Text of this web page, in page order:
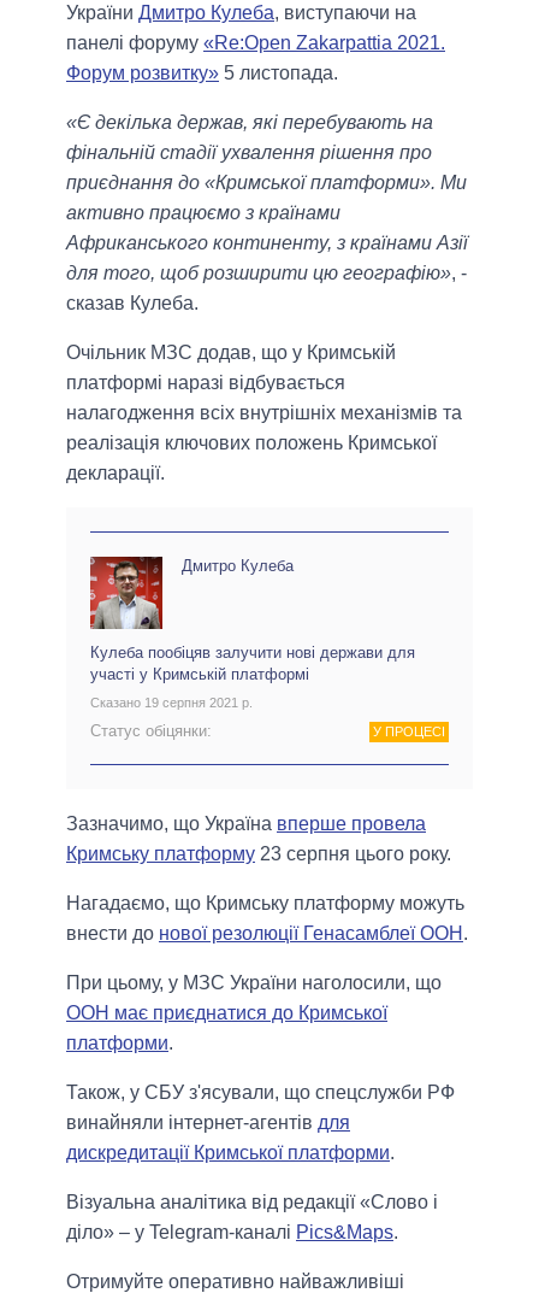
України Дмитро Кулеба, виступаючи на
панелі форуму «Re:Open Zakarpattia 2021.
Форум розвитку» 5 листопада.
«Є декілька держав, які перебувають на
фінальній стадії ухвалення рішення про
приєднання до «Кримської платформи». Ми
активно працюємо з країнами
Африканського континенту, з країнами Азії
для того, щоб розширити цю географію», -
сказав Кулеба.
Очільник МЗС додав, що у Кримській
платформі наразі відбувається
налагодження всіх внутрішніх механізмів та
реалізація ключових положень Кримської
декларації.
Дмитро Кулеба
Кулеба пообіцяв залучити нові держави для
участі у Кримській платформі
Сказано 19 серпня 2021 р.
Статус обіцянки: У ПРОЦЕСІ
Зазначимо, що Україна вперше провела
Кримську платформу 23 серпня цього року.
Нагадаємо, що Кримську платформу можуть
внести до нової резолюції Генасамблеї ООН .
При цьому, у МЗС України наголосили, що
ООН має приєднатися до Кримської
платформи.
Також, у СБУ з'ясували, що спецслужби РФ
винайняли інтернет-агентів для
дискредитації Кримської платформи.
Візуальна аналітика від редакції «Слово і
діло» – у Telegram-каналі Pics&Maps.
Отримуйте оперативно найважливіші